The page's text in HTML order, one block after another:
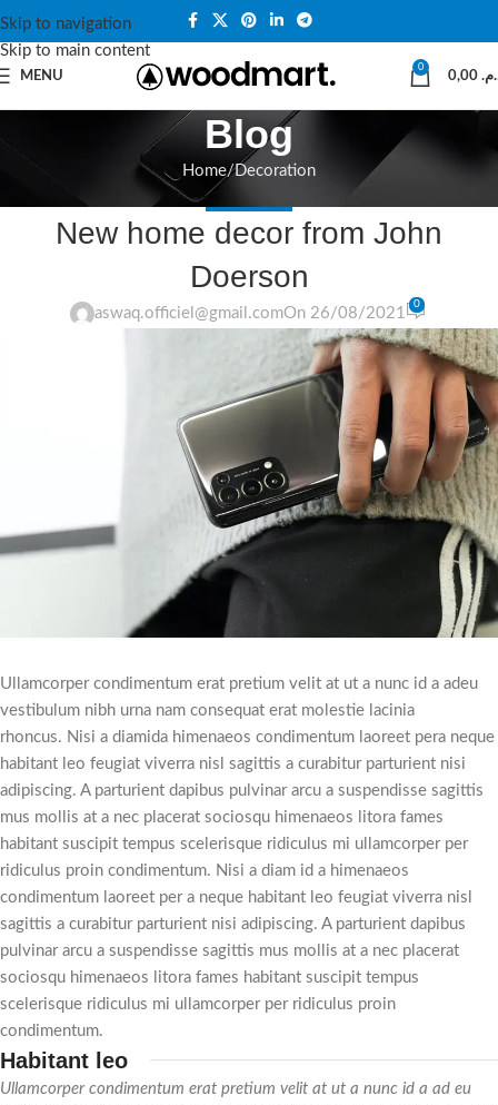
Skip to navigation
Skip to main content
MENU
0
Blog
Home Decoration
DECORATION
New home decor from John
Doerson
aswaq.officiel@gmail.comOn 26/08/2021
0
Ullamcorper condimentum erat pretium velit at ut a nunc id a adeu
vestibulum nibh urna nam consequat erat molestie lacinia
rhoncus. Nisi a diamida himenaeos condimentum laoreet pera neque
habitant leo feugiat viverra nisl sagittis a curabitur parturient nisi
adipiscing. A parturient dapibus pulvinar arcu a suspendisse sagittis
mus mollis at a nec placerat sociosqu himenaeos litora fames
habitant suscipit tempus scelerisque ridiculus mi ullamcorper per
ridiculus proin condimentum. Nisi a diam id a himenaeos
condimentum laoreet per a neque habitant leo feugiat viverra nisl
sagittis a curabitur parturient nisi adipiscing. A parturient dapibus
pulvinar arcu a suspendisse sagittis mus mollis at a nec placerat
sociosqu himenaeos litora fames habitant suscipit tempus
scelerisque ridiculus mi ullamcorper per ridiculus proin
condimentum.
Habitant leo
Ullamcorper condimentum erat pretium velit at ut a nunc id a ad eu